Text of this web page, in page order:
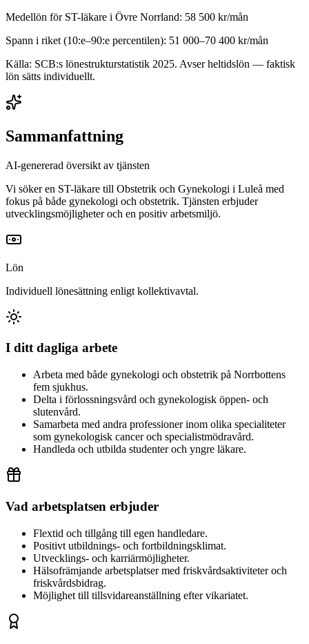
Medellön för ST-läkare i Övre Norrland: 58 500 kr/mån
Spann i riket (10:e–90:e percentilen): 51 000–70 400 kr/mån
Källa: SCB:s lönestrukturstatistik 2025. Avser heltidslön — faktisk
lön sätts individuellt.
Sammanfattning
AI-genererad översikt av tjänsten
Vi söker en ST-läkare till Obstetrik och Gynekologi i Luleå med
fokus på både gynekologi och obstetrik. Tjänsten erbjuder
utvecklingsmöjligheter och en positiv arbetsmiljö.
Lön
Individuell lönesättning enligt kollektivavtal.
I ditt dagliga arbete
Arbeta med både gynekologi och obstetrik på Norrbottens
fem sjukhus.
Delta i förlossningsvård och gynekologisk öppen- och
slutenvård.
Samarbeta med andra professioner inom olika specialiteter
som gynekologisk cancer och specialistmödravård.
Handleda och utbilda studenter och yngre läkare.
Vad arbetsplatsen erbjuder
Flextid och tillgång till egen handledare.
Positivt utbildnings- och fortbildningsklimat.
Utvecklings- och karriärmöjligheter.
Hälsofrämjande arbetsplatser med friskvårdsaktiviteter och
friskvårdsbidrag.
Möjlighet till tillsvidareanställning efter vikariatet.